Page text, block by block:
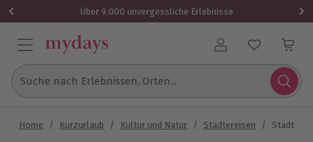
Über 9.000 unvergessliche Erlebnisse
Benutzerkonto
Suche nach Erlebnissen, Orten...
Home / Kurzurlaub / Kultur und Natur / Städtereisen /